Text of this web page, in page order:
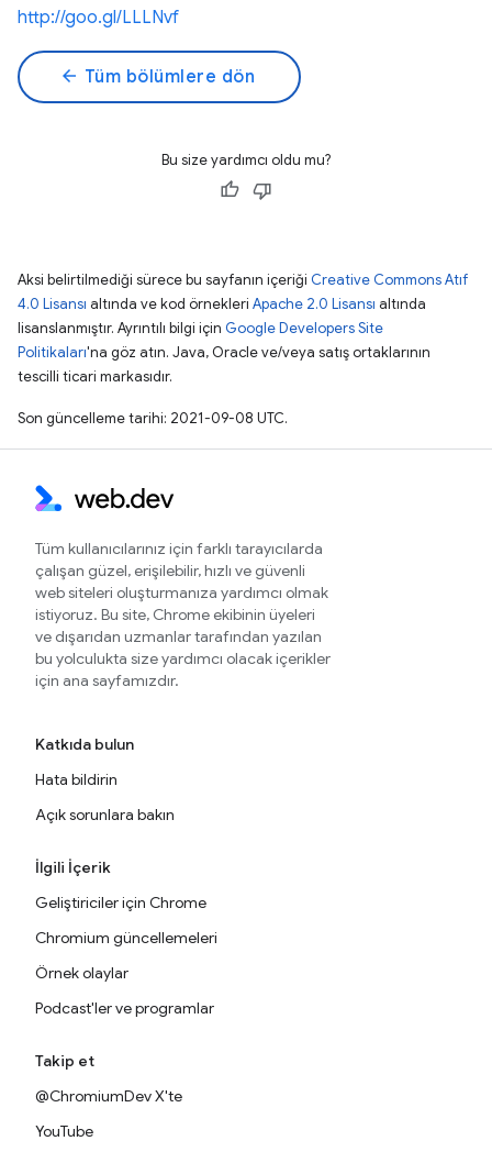
http://goo.gl/LLLNvf
arrow_back Tüm bölümlere dön
Bu size yardımcı oldu mu?
Aksi belirtilmediği sürece bu sayfanın içeriği Creative Commons Atıf
4.0 Lisansı altında ve kod örnekleri Apache 2.0 Lisansı altında
lisanslanmıştır. Ayrıntılı bilgi için Google Developers Site
Politikaları'na göz atın. Java, Oracle ve/veya satış ortaklarının
tescilli ticari markasıdır.
Son güncelleme tarihi: 2021-09-08 UTC.
Tüm kullanıcılarınız için farklı tarayıcılarda
çalışan güzel, erişilebilir, hızlı ve güvenli
web siteleri oluşturmanıza yardımcı olmak
istiyoruz. Bu site, Chrome ekibinin üyeleri
ve dışarıdan uzmanlar tarafından yazılan
bu yolculukta size yardımcı olacak içerikler
için ana sayfamızdır.
Katkıda bulun
Hata bildirin
Açık sorunlara bakın
İlgili İçerik
Geliştiriciler için Chrome
Chromium güncellemeleri
Örnek olaylar
Podcast'ler ve programlar
Takip et
@ChromiumDev X'te
YouTube